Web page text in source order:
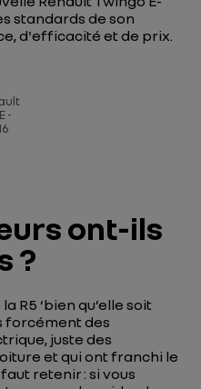
standards de son
d'efficacité et de prix.
-
ont-ils
?
R5 ‘bien qu’elle soit
forcément des
juste des
et qui ont franchi le
retenir : si vous